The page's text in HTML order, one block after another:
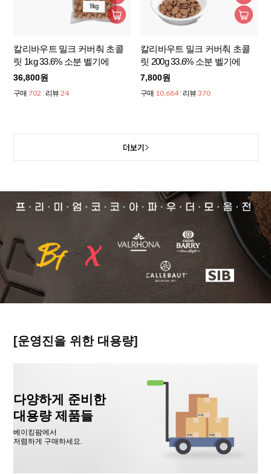
칼리바우트 밀크 커버춰 초콜
릿 1kg 33.6% 소분 벨기에
36,800원
구매 702 리뷰 24
칼리바우트 밀크 커버춰 초콜
릿 200g 33.6% 소분 벨기에
7,800원
구매 10,684 리뷰 370
더보기
[운영진을 위한 대용량]
다양하게 준비한
대용량 제품들
베이킹팜에서
저렴하게 구매하세요.